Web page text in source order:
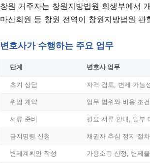
창원 거주자는 창원지방법원 회생부에서
마산회원 등 창원 전역이 창원지방법원 관
변호사가 수행하는 주요 업무
단계 변호사 업무
초기 상담 자격 검토, 변제 가능
위임 계약 업무 범위와 비용 조
서류 준비 필요 서류 안내, 일부
금지명령 신청 채권자 추심 정지 절
변제계획안 작성 가용소득 산정, 변제
1:1 상담 신청